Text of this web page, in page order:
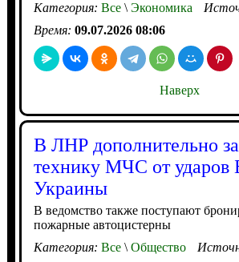
Категория: Все\Экономика
Время: 09.07.2026 08:06
Наверх
В ЛНР дополнительно
технику МЧС от
Украины
В ведомство также поступают
пожарные автоцистерны
Категория: Все\Общество